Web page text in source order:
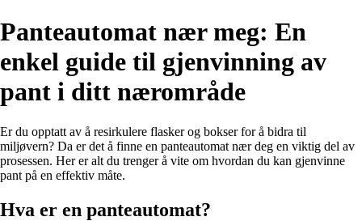
Panteautomat nær meg: En
enkel guide til gjenvinning av
pant i ditt nærområde
Er du opptatt av å resirkulere flasker og bokser for å bidra til
miljøvern? Da er det å finne en panteautomat nær deg en viktig del av
prosessen. Her er alt du trenger å vite om hvordan du kan gjenvinne
pant på en effektiv måte.
Hva er en panteautomat?